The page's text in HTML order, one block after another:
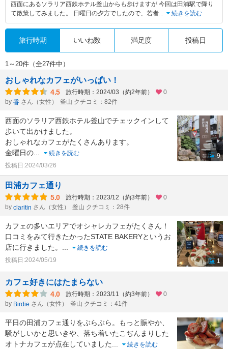
西面にあるソラリア西鉄ホテル釜山からも歩けますが 今回は田浦駅で降り
て散策してみました。 日曜日の夕方でしたので、若者... 続きを読む
旅行時期 いいね数 満足度 投稿日
1～20件（全27件中）
おしゃれなカフェがいっぱい！
4.5 旅行時期：2024/03（約2年前）
0
by 香 さん（女性） 釜山 クチコミ：82件
西面のソラリア西鉄ホテル釜山でチェックインして
歩いて出かけました。
おしゃれなカフェがたくさんあります。
金曜日の
続きを読む
投稿日:2024/03/26
9
田浦カフェ通り
5.0 旅行時期：2023/12（約3年前）
0
by claritin さん（女性） 釜山 クチコミ：28件
カフェの多いエリアでオシャレカフェがたくさん！
口コミをみて行きたかったSTATE BAKERYというお
店に行きました。
続きを読む
投稿日:2024/05/19
1
カフェ好きにはたまらない
4.0 旅行時期：2023/11（約3年前）
0
by Birdie さん（女性） 釜山 クチコミ：41件
平日の田浦カフェ通りをぶらぶら。もっと賑やか、
騒がしいかと思いきや、落ち着いたこぢんまりした
オトナカフェが点在していました
続きを読む